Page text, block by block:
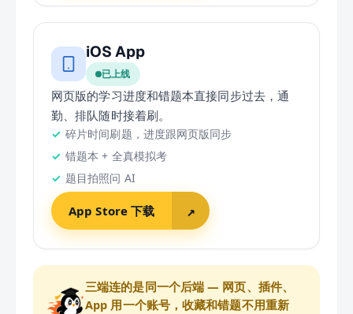
iOS App
已上线
网页版的学习进度和错题本直接同步过去，通
勤、排队随时接着刷。
碎片时间刷题，进度跟网页版同步
错题本 + 全真模拟考
题目拍照问 AI
App Store 下载 ↗
三端连的是同一个后端 — 网页、插件、
App 用一个账号，收藏和错题不用重新